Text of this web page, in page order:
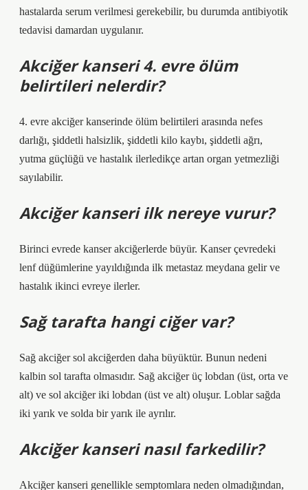
hastalarda serum verilmesi gerekebilir, bu durumda antibiyotik
tedavisi damardan uygulanır.
Akciğer kanseri 4. evre ölüm
belirtileri nelerdir?
4. evre akciğer kanserinde ölüm belirtileri arasında nefes
darlığı, şiddetli halsizlik, şiddetli kilo kaybı, şiddetli ağrı,
yutma güçlüğü ve hastalık ilerledikçe artan organ yetmezliği
sayılabilir.
Akciğer kanseri ilk nereye vurur?
Birinci evrede kanser akciğerlerde büyür. Kanser çevredeki
lenf düğümlerine yayıldığında ilk metastaz meydana gelir ve
hastalık ikinci evreye ilerler.
Sağ tarafta hangi ciğer var?
Sağ akciğer sol akciğerden daha büyüktür. Bunun nedeni
kalbin sol tarafta olmasıdır. Sağ akciğer üç lobdan (üst, orta ve
alt) ve sol akciğer iki lobdan (üst ve alt) oluşur. Loblar sağda
iki yarık ve solda bir yarık ile ayrılır.
Akciğer kanseri nasıl farkedilir?
Akciğer kanseri genellikle semptomlara neden olmadığından,